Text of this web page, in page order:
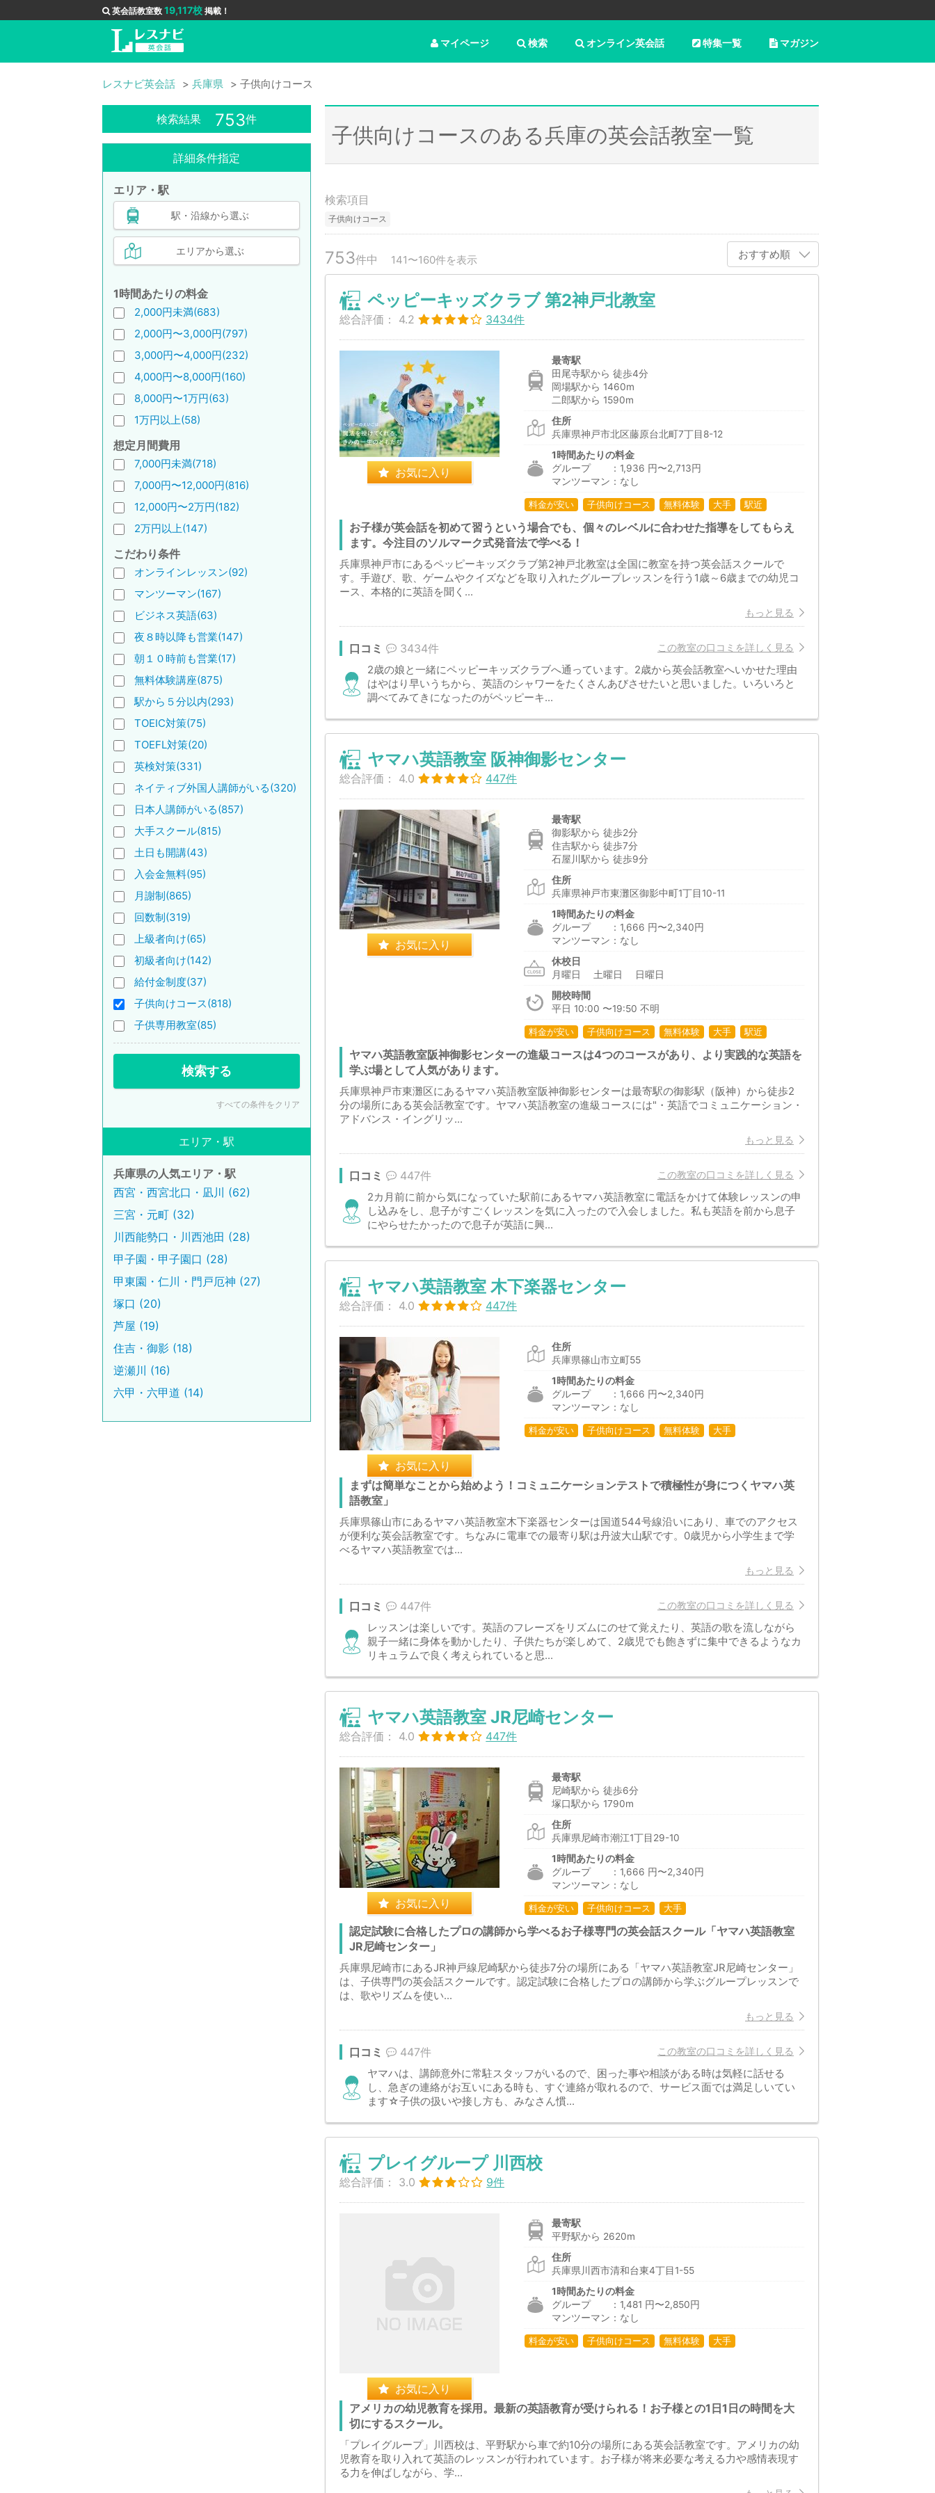
英会話教室数 19,117校 掲載！
マガジン
特集一覧
オンライン英会話
検索
マイページ
レスナビ英会話 兵庫県 子供向けコース
検索結果 753件
詳細条件指定
エリア・駅
駅・沿線から選ぶ
エリアから選ぶ
1時間あたりの料金
2,000円未満(683)
2,000円〜3,000円(797)
3,000円〜4,000円(232)
4,000円〜8,000円(160)
8,000円〜1万円(63)
1万円以上(58)
想定月間費用
7,000円未満(718)
7,000円〜12,000円(816)
12,000円〜2万円(182)
2万円以上(147)
こだわり条件
オンラインレッスン(92)
マンツーマン(167)
ビジネス英語(63)
夜８時以降も営業(147)
朝１０時前も営業(17)
無料体験講座(875)
駅から５分以内(293)
TOEIC対策(75)
TOEFL対策(20)
英検対策(331)
ネイティブ外国人講師がいる(320)
日本人講師がいる(857)
大手スクール(815)
土日も開講(43)
入会金無料(95)
月謝制(865)
回数制(319)
上級者向け(65)
初級者向け(142)
給付金制度(37)
子供向けコース(818)
子供専用教室(85)
検索する
すべての条件をクリア
エリア・駅
兵庫県の人気エリア・駅
西宮・西宮北口・凪川 (62)
三宮・元町 (32)
川西能勢口・川西池田 (28)
甲子園・甲子園口 (28)
甲東園・仁川・門戸厄神 (27)
塚口 (20)
芦屋 (19)
住吉・御影 (18)
逆瀬川 (16)
六甲・六甲道 (14)
子供向けコースのある兵庫の英会話教室一覧
検索項目
子供向けコース
753件中 141〜160件を表示 おすすめ順
ペッピーキッズクラブ 第2神戸北教室
総合評価： 4.2 3434件
お気に入り
最寄駅
田尾寺駅から 徒歩4分
岡場駅から 1460m
二郎駅から 1590m
住所
兵庫県神戸市北区藤原台北町7丁目8-12
1時間あたりの料金
グループ ：1,936 円〜2,713円
マンツーマン：なし
料金が安い 子供向けコース 無料体験 大手 駅近
お子様が英会話を初めて習うという場合でも、個々のレベルに合わせた指導をしてもらえ
ます。今注目のソルマーク式発音法で学べる！
兵庫県神戸市にあるペッピーキッズクラブ第2神戸北教室は全国に教室を持つ英会話スクールで
す。手遊び、歌、ゲームやクイズなどを取り入れたグループレッスンを行う1歳～6歳までの幼児コ
ース、本格的に英語を聞く...
もっと見る
この教室の口コミを詳しく見る
口コミ 3434件
2歳の娘と一緒にペッピーキッズクラブへ通っています。2歳から英会話教室へいかせた理由
はやはり早いうちから、英語のシャワーをたくさんあびさせたいと思いました。いろいろと
調べてみてきになったのがペッピーキ...
ヤマハ英語教室 阪神御影センター
総合評価： 4.0 447件
お気に入り
最寄駅
御影駅から 徒歩2分
住吉駅から 徒歩7分
石屋川駅から 徒歩9分
住所
兵庫県神戸市東灘区御影中町1丁目10-11
1時間あたりの料金
グループ ：1,666 円〜2,340円
マンツーマン：なし
休校日
月曜日 土曜日 日曜日
開校時間
平日 10:00 〜19:50 不明
料金が安い 子供向けコース 無料体験 大手 駅近
ヤマハ英語教室阪神御影センターの進級コースは4つのコースがあり、より実践的な英語を
学ぶ場として人気があります。
兵庫県神戸市東灘区にあるヤマハ英語教室阪神御影センターは最寄駅の御影駅（阪神）から徒歩2
分の場所にある英会話教室です。ヤマハ英語教室の進級コースには"・英語でコミュニケーション・
アドバンス・イングリッ...
もっと見る
この教室の口コミを詳しく見る
口コミ 447件
2カ月前に前から気になっていた駅前にあるヤマハ英語教室に電話をかけて体験レッスンの申
し込みをし、息子がすごくレッスンを気に入ったので入会しました。私も英語を前から息子
にやらせたかったので息子が英語に興...
ヤマハ英語教室 木下楽器センター
総合評価： 4.0 447件
お気に入り
住所
兵庫県篠山市立町55
1時間あたりの料金
グループ ：1,666 円〜2,340円
マンツーマン：なし
料金が安い 子供向けコース 無料体験 大手
まずは簡単なことから始めよう！コミュニケーションテストで積極性が身につくヤマハ英
語教室」
兵庫県篠山市にあるヤマハ英語教室木下楽器センターは国道544号線沿いにあり、車でのアクセス
が便利な英会話教室です。ちなみに電車での最寄り駅は丹波大山駅です。0歳児から小学生まで学
べるヤマハ英語教室では...
もっと見る
この教室の口コミを詳しく見る
口コミ 447件
レッスンは楽しいです。英語のフレーズをリズムにのせて覚えたり、英語の歌を流しながら
親子一緒に身体を動かしたり、子供たちが楽しめて、2歳児でも飽きずに集中できるようなカ
リキュラムで良く考えられていると思...
ヤマハ英語教室 JR尼崎センター
総合評価： 4.0 447件
お気に入り
最寄駅
尼崎駅から 徒歩6分
塚口駅から 1790m
住所
兵庫県尼崎市潮江1丁目29-10
1時間あたりの料金
グループ ：1,666 円〜2,340円
マンツーマン：なし
料金が安い 子供向けコース 大手
認定試験に合格したプロの講師から学べるお子様専門の英会話スクール「ヤマハ英語教室
JR尼崎センター」
兵庫県尼崎市にあるJR神戸線尼崎駅から徒歩7分の場所にある「ヤマハ英語教室JR尼崎センター」
は、子供専門の英会話スクールです。認定試験に合格したプロの講師から学ぶグループレッスンで
は、歌やリズムを使い...
もっと見る
この教室の口コミを詳しく見る
口コミ 447件
ヤマハは、講師意外に常駐スタッフがいるので、困った事や相談がある時は気軽に話せる
し、急ぎの連絡がお互いにある時も、すぐ連絡が取れるので、サービス面では満足しいてい
ます☆子供の扱いや接し方も、みなさん慣...
プレイグループ 川西校
総合評価： 3.0 9件
お気に入り
最寄駅
平野駅から 2620m
住所
兵庫県川西市清和台東4丁目1-55
1時間あたりの料金
グループ ：1,481 円〜2,850円
マンツーマン：なし
料金が安い 子供向けコース 無料体験 大手
アメリカの幼児教育を採用。最新の英語教育が受けられる！お子様との1日1日の時間を大
切にするスクール。
「プレイグループ」川西校は、平野駅から車で約10分の場所にある英会話教室です。アメリカの幼
児教育を取り入れて英語のレッスンが行われています。お子様が将来必要な考える力や感情表現す
る力を伸ばしながら、学...